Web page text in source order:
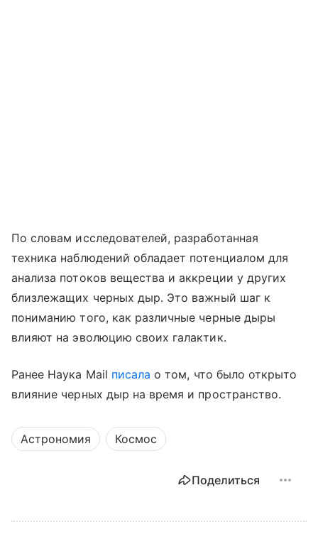
По словам исследователей, разработанная
техника наблюдений обладает потенциалом для
анализа потоков вещества и аккреции у других
близлежащих черных дыр. Это важный шаг к
пониманию того, как различные черные дыры
влияют на эволюцию своих галактик.
Ранее Наука Mail писала о том, что было открыто
влияние черных дыр на время и пространство.
Астрономия Космос
Поделиться